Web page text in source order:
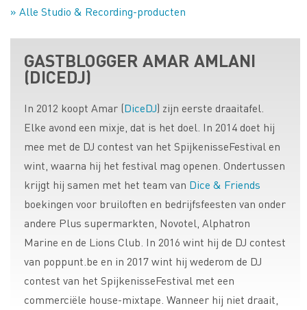
» Alle Studio & Recording-producten
GASTBLOGGER AMAR AMLANI
(DICEDJ)
In 2012 koopt Amar (DiceDJ) zijn eerste draaitafel.
Elke avond een mixje, dat is het doel. In 2014 doet hij
mee met de DJ contest van het SpijkenisseFestival en
wint, waarna hij het festival mag openen. Ondertussen
krijgt hij samen met het team van Dice & Friends
boekingen voor bruiloften en bedrijfsfeesten van onder
andere Plus supermarkten, Novotel, Alphatron
Marine en de Lions Club. In 2016 wint hij de DJ contest
van poppunt.be en in 2017 wint hij wederom de DJ
contest van het SpijkenisseFestival met een
commerciële house-mixtape. Wanneer hij niet draait,